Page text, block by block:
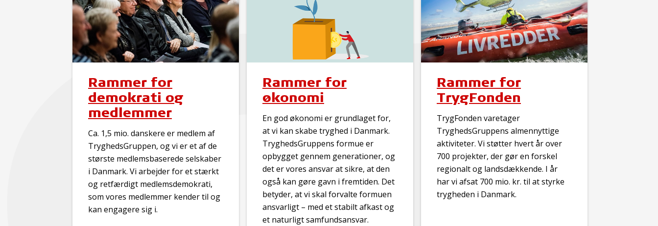
Rammer for
demokrati og
medlemmer
Ca. 1,5 mio. danskere er medlem af
TryghedsGruppen, og vi er et af de
største medlemsbaserede selskaber
i Danmark. Vi arbejder for et stærkt
og retfærdigt medlemsdemokrati,
som vores medlemmer kender til og
kan engagere sig i.
Rammer for
økonomi
En god økonomi er grundlaget for,
at vi kan skabe tryghed i Danmark.
TryghedsGruppens formue er
opbygget gennem generationer, og
det er vores ansvar at sikre, at den
også kan gøre gavn i fremtiden. Det
betyder, at vi skal forvalte formuen
ansvarligt – med et stabilt afkast og
et naturligt samfundsansvar.
Rammer for
TrygFonden
TrygFonden varetager
TryghedsGruppens almennyttige
aktiviteter. Vi støtter hvert år over
700 projekter, der gør en forskel
regionalt og landsdækkende. I år
har vi afsat 700 mio. kr. til at styrke
trygheden i Danmark.